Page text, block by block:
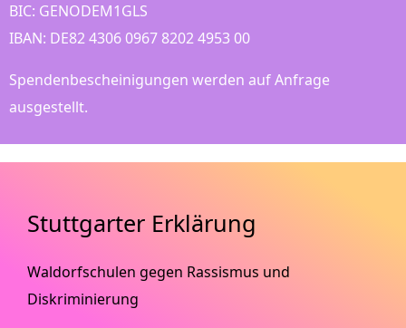
BIC: GENODEM1GLS
IBAN: DE82 4306 0967 8202 4953 00
Spendenbescheinigungen werden auf Anfrage
ausgestellt.
Stuttgarter Erklärung
Waldorfschulen gegen Rassismus und
Diskriminierung